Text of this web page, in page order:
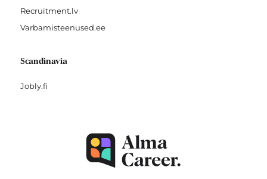
Recruitment.lv
Varbamisteenused.ee
Scandinavia
Jobly.fi